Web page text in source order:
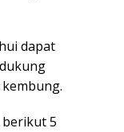
dapat
berikut 5